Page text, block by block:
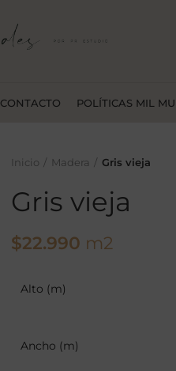
CONTACTO POLÍTICAS MIL
Inicio Madera Gris vieja
Gris vieja
$22.990 m2
Alto (m)
Ancho (m)